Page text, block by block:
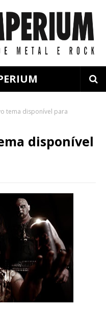
tema disponível para
disponível